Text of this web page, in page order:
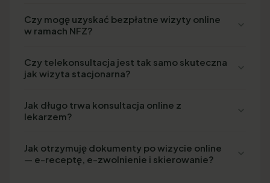
Czy mogę uzyskać bezpłatne wizyty online
w ramach NFZ?
Czy telekonsultacja jest tak samo skuteczna
jak wizyta stacjonarna?
Jak długo trwa konsultacja online z
lekarzem?
Jak otrzymuję dokumenty po wizycie online
— e-receptę, e-zwolnienie i skierowanie?